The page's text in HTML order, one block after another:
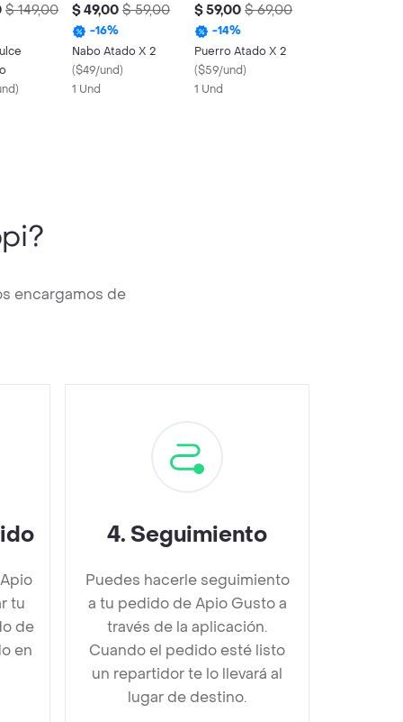
$ 149,00
)
$ 49,00 $ 59,00
-16%
Nabo Atado X 2
($49/und)
1 Und
$ 59,00 $ 69,00
-14%
Puerro Atado X 2
($59/und)
1 Und
encargamos de
tu
de
en
4. Seguimiento
Puedes hacerle seguimiento
a tu pedido de Apio Gusto a
través de la aplicación.
Cuando el pedido esté listo
un repartidor te lo llevará al
lugar de destino.